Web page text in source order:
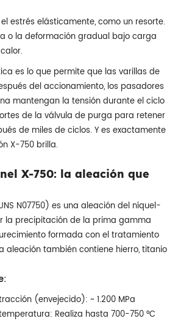
estrés elásticamente, como un resorte.
o la deformación gradual bajo carga
es lo que permite que las varillas de
del accionamiento, los pasadores
mantengan la tensión durante el ciclo
de la válvula de purga para retener
de miles de ciclos. Y es exactamente
X-750 brilla.
X-750: la aleación que
N07750) es una aleación del níquel-
la precipitación de la prima gamma
formada con el tratamiento
aleación también contiene hierro, titanio
(envejecido): ~ 1.200 MPa
Realiza hasta 700-750 °C